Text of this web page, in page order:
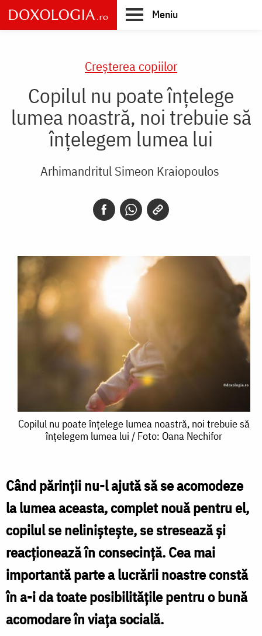
Skip
to
main
Meniu
Creşterea copiilor
Copilul nu poate înțelege
lumea noastră, noi trebuie să
înțelegem lumea lui
Arhimandritul Simeon Kraiopoulos
Copilul
înțelege
lumea
noastră,
noi
trebuie
să
înțelegem
lumea
Copilul nu poate înțelege lumea noastră, noi trebuie să
înțelegem lumea lui / Foto: Oana Nechifor
Când părinţii nu-l ajută să se acomodeze
la lumea aceasta, complet nouă pentru el,
copilul se nelinişteşte, se stresează şi
reacţionează în consecinţă. Cea mai
importantă parte a lucrării noastre constă
în a-i da toate posibilităţile pentru o bună
acomodare în viaţa socială.